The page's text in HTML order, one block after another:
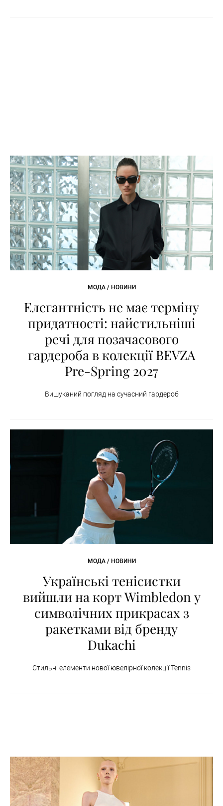
МОДА / НОВИНИ
Елегантність не має терміну
придатності: найстильніші
речі для позачасового
гардероба в колекції BEVZA
Pre-Spring 2027
Вишуканий погляд на сучасний гардероб
МОДА / НОВИНИ
Українські тенісистки
вийшли на корт Wimbledon у
символічних прикрасах з
ракетками від бренду
Dukachi
Стильні елементи нової ювелірної колекції Tennis